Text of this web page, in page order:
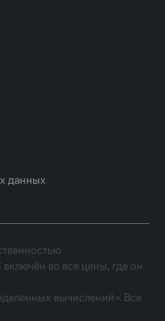
данных
во все цены, где он
вычислений». Все